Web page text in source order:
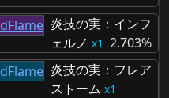
炎技の実：インフ
ェルノ
1 2.703%
炎技の実：フレア
ストーム
1